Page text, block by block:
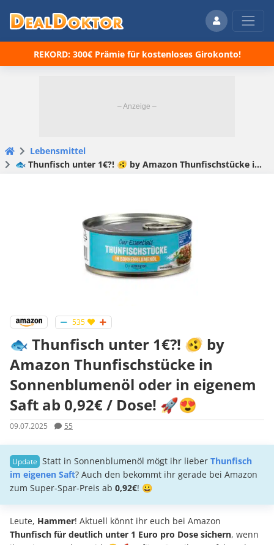
REKORD: 300€ Prämie für kostenloses Girokonto!
Lebensmittel
🐟 Thunfisch unter 1€?! 🫨 by Amazon Thunfischstücke in Sonnenblumenöl oder in eigenem Saft ab 0,92€ / Dose! 🚀😍
535
🐟 Thunfisch unter 1€?! 🫨 by
Amazon Thunfischstücke in
Sonnenblumenöl oder in eigenem
Saft ab 0,92€ / Dose! 🚀😍
09.07.2025 55
Statt in Sonnenblumenöl mögt ihr lieber Thunfisch
im eigenen Saft? Auch den bekommt ihr gerade bei Amazon
zum Super-Spar-Preis ab 0,92€! 😀
Leute, Hammer! Aktuell könnt ihr euch bei Amazon
Thunfisch für deutlich unter 1 Euro pro Dose sichern, wenn